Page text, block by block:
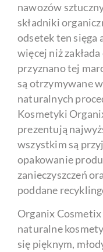
nawozów
składniki
odsetek ten sięga
więcej niż
przyznano tej
są otrzymywane
naturalnych
Kosmetyki
prezentują
wszystkim są
opakowanie
zanieczyszczeń
poddane
Organix Cosmetix
naturalne
się pięknym,